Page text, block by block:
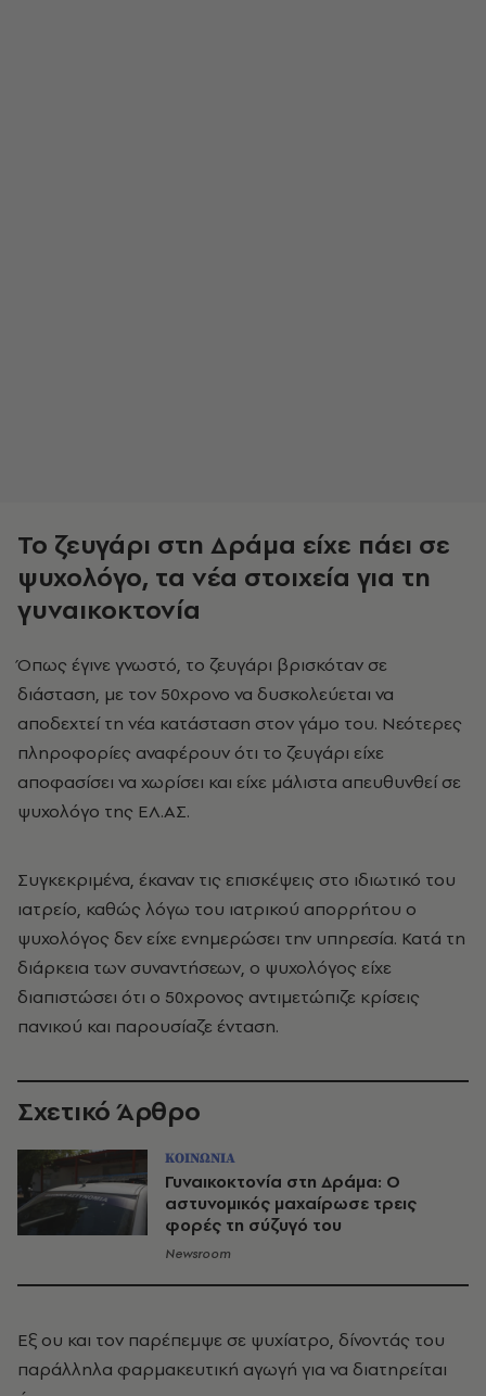
Το ζευγάρι στη Δράμα είχε πάει σε
ψυχολόγο, τα νέα στοιχεία για τη
γυναικοκτονία
Όπως έγινε γνωστό, το ζευγάρι βρισκόταν σε
διάσταση, με τον 50χρονο να δυσκολεύεται να
αποδεχτεί τη νέα κατάσταση στον γάμο του. Νεότερες
πληροφορίες αναφέρουν ότι το ζευγάρι είχε
αποφασίσει να χωρίσει και είχε μάλιστα απευθυνθεί σε
ψυχολόγο της ΕΛ.ΑΣ.
Συγκεκριμένα, έκαναν τις επισκέψεις στο ιδιωτικό του
ιατρείο, καθώς λόγω του ιατρικού απορρήτου ο
ψυχολόγος δεν είχε ενημερώσει την υπηρεσία. Κατά τη
διάρκεια των συναντήσεων, ο ψυχολόγος είχε
διαπιστώσει ότι ο 50χρονος αντιμετώπιζε κρίσεις
πανικού και παρουσίαζε ένταση.
Σχετικό Άρθρο
ΚΟΙΝΩΝΙΑ
Γυναικοκτονία στη Δράμα: Ο
αστυνομικός μαχαίρωσε τρεις
φορές τη σύζυγό του
Newsroom
Εξ ου και τον παρέπεμψε σε ψυχίατρο, δίνοντάς του
παράλληλα φαρμακευτική αγωγή για να διατηρείται